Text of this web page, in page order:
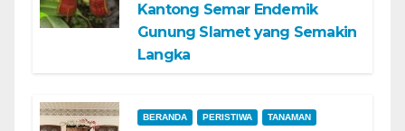
Kantong Semar Endemik
Gunung Slamet yang Semakin
Langka
BERANDA PERISTIWA TANAMAN